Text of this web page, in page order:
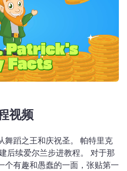
视频
蹈之王和庆祝圣。 帕特里克
后续爱尔兰步进教程。 对于那
个有趣和愚蠢的一面，张贴第一